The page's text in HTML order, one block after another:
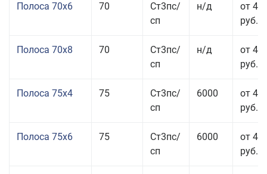
Полоса 70x6 70
Ст3пс/
сп
н/д
от 42
руб.
Полоса 70x8 70
Ст3пс/
сп
н/д
от 43
руб.
Полоса 75x4 75
Ст3пс/
сп
6000
от 41
руб.
Полоса 75x6 75
Ст3пс/
сп
6000
от 42
руб.